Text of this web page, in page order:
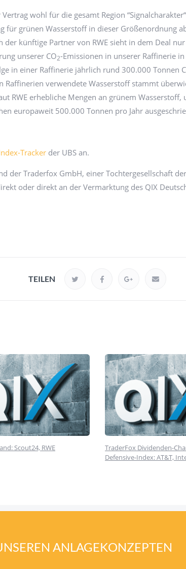
wohl für die gesamt Region
grünen Wasserstoff in dieser Größenordnung
künftige Partner von RWE sieht in dem Deal
unserer CO2-Emissionen in unserer Raffinerie
in einer Raffinerie jährlich rund 300.000 Tonnen
Raffinerien verwendete Wasserstoff stammt
RWE erhebliche Mengen an grünem
europaweit 500.000 Tonnen pro Jahr
Tracker der UBS an.
der Traderfox GmbH, einer Tochtergesellschaft
oder direkt an der Vermarktung des QIX
TEILEN
Scout24, RWE
TraderFox Dividenden-
Defensive-Index: AT&T,
ANLAGEKONZEPTEN